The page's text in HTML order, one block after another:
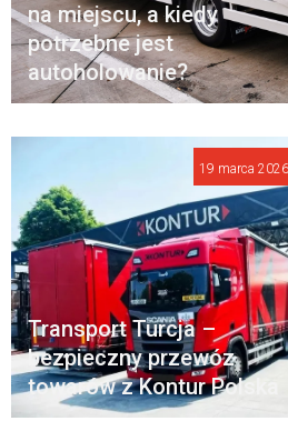
na miejscu, a kiedy
potrzebne jest
autoholowanie?
Transport Turcja –
bezpieczny przewóz
towarów z Kontur Polska
19 marca 2026